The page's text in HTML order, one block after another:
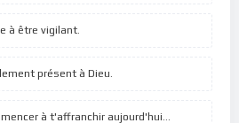
à être vigilant.
présent à Dieu.
à t'affranchir aujourd'hui...